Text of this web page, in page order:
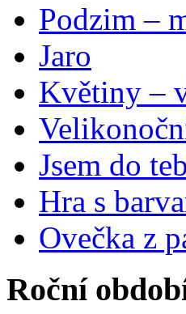
Podzim –
Jaro
Květiny –
Jsem do
Hra s
Ovečka z
Roční